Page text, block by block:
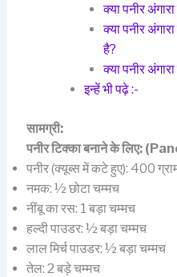
क्या पनीर
क्या पनीर
है?
क्या पनीर
इन्हें भी पढ़े :-
सामग्री:
पनीर टिक्का बनाने के लिए:
पनीर (क्यूब्स में कटे हुए): 400
नमक: ½ छोटा चम्मच
नींबू का रस: 1 बड़ा चम्मच
हल्दी पाउडर: ½ बड़ा चम्मच
लाल मिर्च पाउडर: ½ बड़ा चम्मच
तेल: 2 बड़े चम्मच